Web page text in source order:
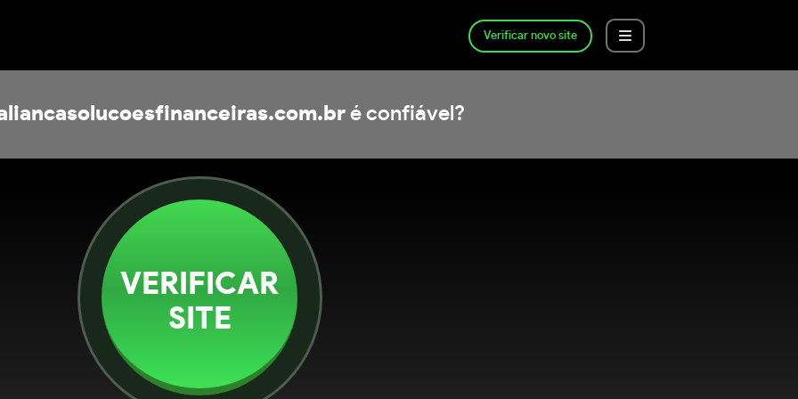
Verificar novo site
é confiável?
VERIFICAR
SITE